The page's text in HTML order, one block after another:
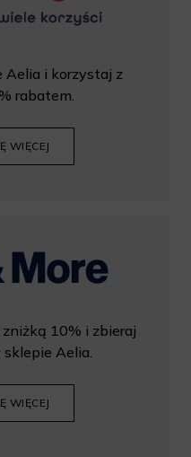
Aelia i korzystaj z
rabatem.
WIĘCEJ
10% i zbieraj
Aelia.
WIĘCEJ